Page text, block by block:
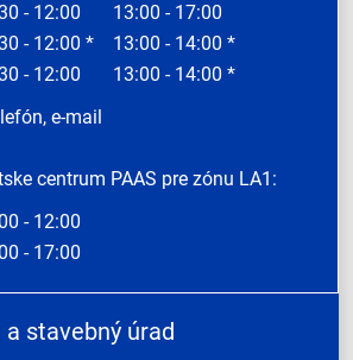
- 12:00
13:00 - 17:00
- 12:00 *
13:00 - 14:00 *
- 12:00
13:00 - 14:00 *
e-mail
centrum PAAS pre zónu LA1:
- 12:00
- 17:00
stavebný úrad